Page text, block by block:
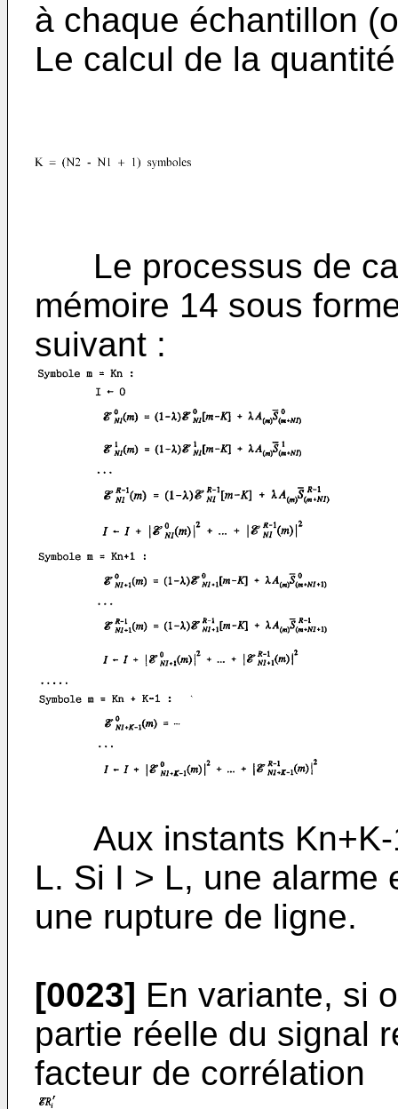
à chaque échantillon
Le calcul de la
Le processus de
mémoire 14 sous
suivant :
Aux instants Kn+K-
L. Si I > L, une alarme
une rupture de ligne.
[0023] En variante, si
partie réelle du signal
facteur de corrélation